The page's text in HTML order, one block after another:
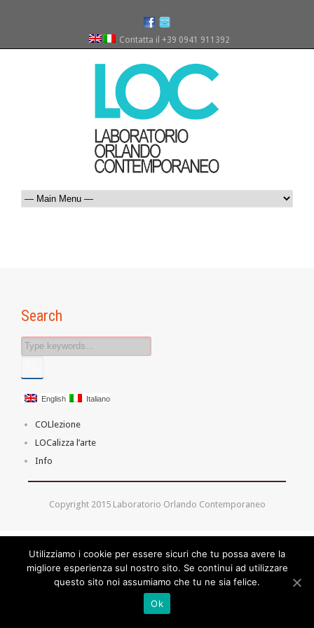
Contatta il +39 0941 911392
Search
English Italiano
COLlezione
LOCalizza l’arte
Info
Copyright 2015 Laboratorio Orlando Contemporaneo
Utilizziamo i cookie per essere sicuri che tu possa avere la
migliore esperienza sul nostro sito. Se continui ad utilizzare
questo sito noi assumiamo che tu ne sia felice.
Ok